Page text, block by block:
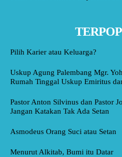
Pilih Karier atau Keluarga?
Uskup Agung Palembang Mgr.
Rumah Tinggal Uskup Emiritus
Pastor Anton Silvinus dan Pastor
Jangan Katakan Tak Ada Setan
Asmodeus Orang Suci atau Setan
Menurut Alkitab, Bumi itu Datar